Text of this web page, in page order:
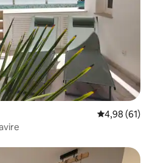
Prosječna
4,98 (61)